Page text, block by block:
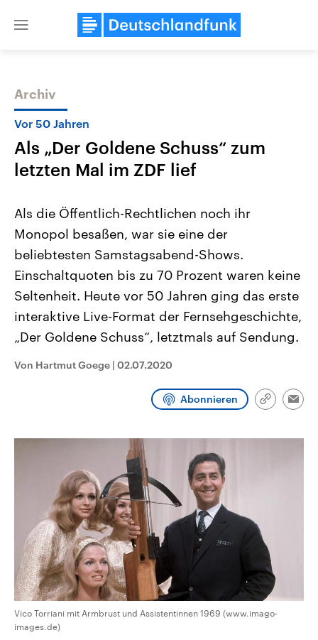
Close
Themen
Landtagswahl Sachsen-Anhalt
2026
Alle Informationen
Sachsen-Anhalt wählt am 6.
September 2026 einen neuen
Landtag. Seit 2021 wird das
Bundesland von einer Koalition aus
Umfragen, Prognosen,
und Hintergründe zu den Parteien
und Kandidaten der anstehenden
USA
Aktuelle Beiträge,
Hintergründe
Wirtschaftlich und
gehören die Vereinigten
den mächtigsten Ländern
mit großem Einfluss auf
aktuelle Weltgeschehen.
Sendungen Programm
Archiv
Vor 50 Jahren
Als „Der Goldene Schuss“ zum
letzten Mal im ZDF lief
Als die Öffentlich-Rechtlichen noch ihr
Monopol besaßen, war sie eine der
beliebtesten Samstagsabend-Shows.
Einschaltquoten bis zu 70 Prozent waren keine
Seltenheit. Heute vor 50 Jahren ging das erste
interaktive Live-Format der Fernsehgeschichte,
„Der Goldene Schuss“, letztmals auf Sendung.
Von Hartmut Goege | 02.07.2020
Abonnieren
Link
Vico Torriani mit Armbrust und Assistentinnen 1969 (www.imago-
images.de)